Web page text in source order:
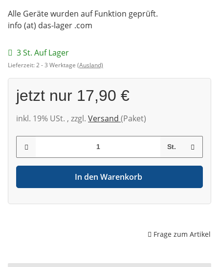
Alle Geräte wurden auf Funktion geprüft.
info (at) das-lager .com
3 St. Auf Lager
Lieferzeit:2 - 3 Werktage (Ausland)
jetzt nur 17,90 €
inkl. 19% USt. , zzgl. Versand (Paket)
St.
In den Warenkorb
Frage zum Artikel